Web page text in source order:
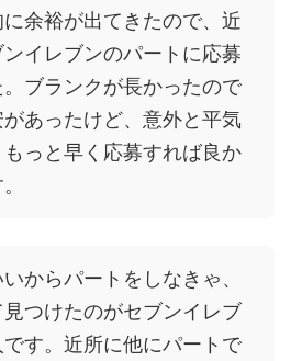
に余裕が出てきたので、近
ンイレブンのパートに応募
。ブランクが長かったので
あったけど、意外と平気
っと早く応募すれば良か
からパートをしなきゃ、
見つけたのがセブンイレブ
です。近所に他にパートで